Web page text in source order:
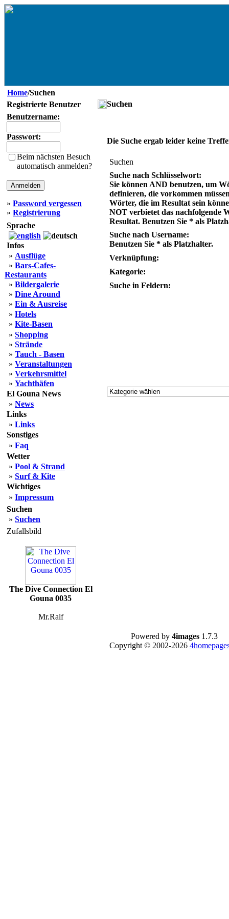
Home/Suchen
Registrierte Benutzer
Benutzername:
Passwort:
Beim nächsten Besuch
automatisch anmelden?
» Password vergessen
» Registrierung
Sprache
Infos
» Ausflüge
» Bars-Cafes-
Restaurants
» Bildergalerie
» Dine Around
» Ein & Ausreise
» Hotels
» Kite-Basen
» Shopping
» Strände
» Tauch - Basen
» Veranstaltungen
» Verkehrsmittel
» Yachthäfen
El Gouna News
» News
Links
» Links
Sonstiges
» Faq
Wetter
» Pool & Strand
» Surf & Kite
Wichtiges
» Impressum
Suchen
» Suchen
Zufallsbild
The Dive Connection El
Gouna 0035
Mr.Ralf
Suchen
Die Suche ergab leider keine
Suchen
Suche nach Schlüsselwort:
Sie können AND benutzen, um
definieren, die vorkommen
Wörter, die im Resultat sein
NOT verbietet das nachfolgende
Resultat. Benutzen Sie * als
Suche nach Username:
Benutzen Sie * als Platzhalter.
Verknüpfung:
Kategorie:
Suche in Feldern:
Powered by 4images 1.7.3
Copyright © 2002-2026